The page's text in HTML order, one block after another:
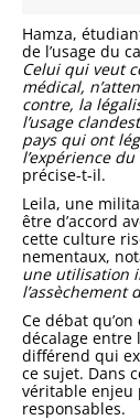
Hamza,
de l’usage du
Celui qui veut
médical,
contre, la
l’usage
pays qui ont
l’expérience
précise-t-il.
Leila, une
être d’ac­cord
cette culture
nementaux,
une uti­lisation
l’assèchement
Ce débat
décalage entre
différend qui
ce sujet. Dans
véritable en­jeu
responsables.